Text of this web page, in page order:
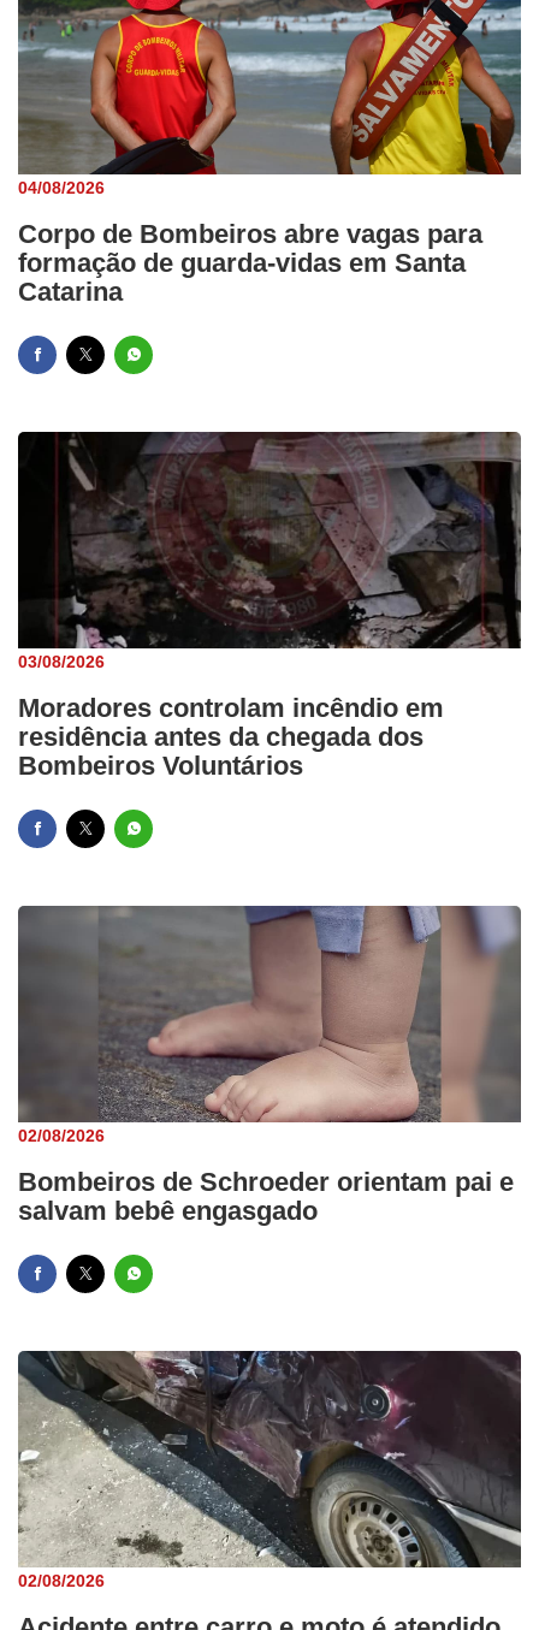
04/08/2026
Corpo de Bombeiros abre vagas para
formação de guarda-vidas em Santa
Catarina
03/08/2026
Moradores controlam incêndio em
residência antes da chegada dos
Bombeiros Voluntários
02/08/2026
Bombeiros de Schroeder orientam pai e
salvam bebê engasgado
02/08/2026